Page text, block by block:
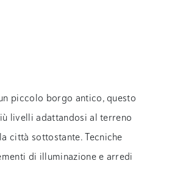
piccolo borgo antico, questo
livelli adattandosi al terreno
città sottostante. Tecniche
di illuminazione e arredi